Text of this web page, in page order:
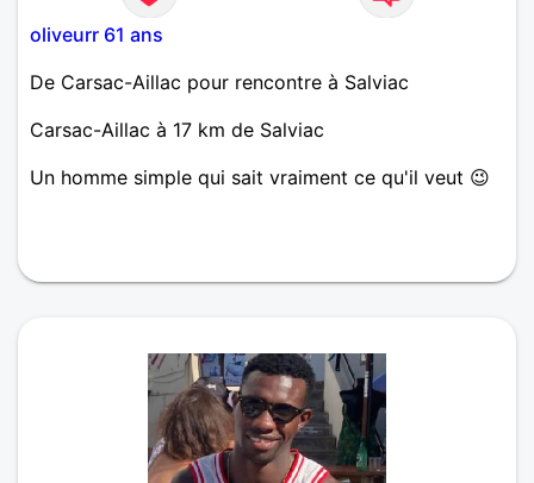
oliveurr 61 ans
De Carsac-Aillac pour rencontre à Salviac
Carsac-Aillac à 17 km de Salviac
Un homme simple qui sait vraiment ce qu'il veut 😉